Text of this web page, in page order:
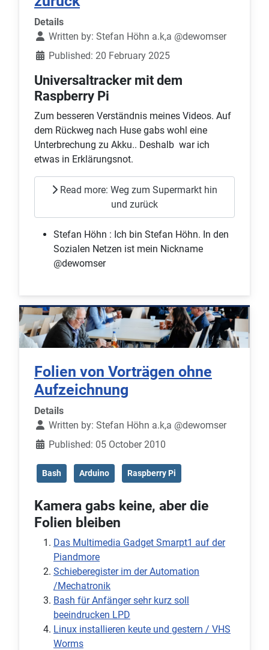
Details
Written by: Stefan Höhn a.k,a @dewomser
Published: 20 February 2025
Universaltracker mit dem
Raspberry Pi
Zum besseren Verständnis meines Videos. Auf
dem Rückweg nach Huse gabs wohl eine
Unterbrechung zu Akku.. Deshalb war ich
etwas in Erklärungsnot.
Read more: Weg zum Supermarkt hin
und zurück
Stefan Höhn : Ich bin Stefan Höhn. In den
Sozialen Netzen ist mein Nickname
@dewomser
Folien von Vorträgen ohne
Aufzeichnung
Details
Written by: Stefan Höhn a.k,a @dewomser
Published: 05 October 2010
Bash Arduino Raspberry Pi
Kamera gabs keine, aber die
Folien bleiben
Das Multimedia Gadget Smarpt1 auf der
Piandmore
Schieberegister im der Automation
/Mechatronik
Bash für Anfänger sehr kurz soll
beeindrucken LPD
Linux installieren keute und gestern / VHS
Worms